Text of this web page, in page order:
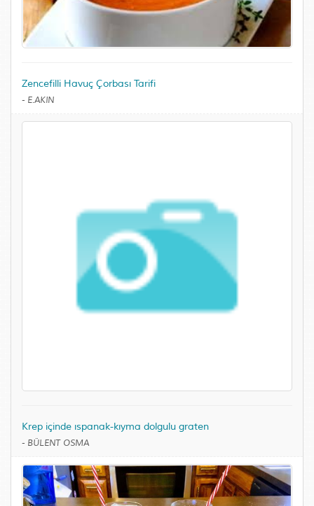
Zencefilli Havuç Çorbası Tarifi
- E.AKIN
Krep içinde ıspanak-kıyma dolgulu graten
- BÜLENT OSMA